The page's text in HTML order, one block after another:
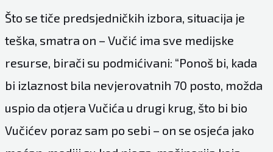
Što se tiče predsjedničkih izbora, situacija je
teška, smatra on – Vučić ima sve medijske
resurse, birači su podmićivani: “Ponoš bi, kada
bi izlaznost bila nevjerovatnih 70 posto, možda
uspio da otjera Vučića u drugi krug, što bi bio
Vučićev poraz sam po sebi – on se osjeća jako